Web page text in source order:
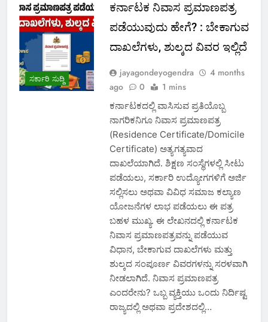
ಸರ್ಕಾರಿ ಸುದ್ದಿ
ಕರ್ನಾಟಕ ನಿವಾಸ ಪ್ರಮಾಣಪತ್ರ
ಪಡೆಯುವುದು ಹೇಗೆ? : ಬೇಕಾಗುವ
ದಾಖಲೆಗಳು, ಶುಲ್ಕದ ವಿವರ ಇಲ್ಲಿದೆ
jayagondeyogendra
4 months
ago
0 1 mins
ಕರ್ನಾಟಕದಲ್ಲಿ ವಾಸಿಸುವ ಪ್ರತಿಯೊಬ್ಬ
ನಾಗರಿಕನಿಗೂ ನಿವಾಸ ಪ್ರಮಾಣಪತ್ರ
(Residence Certificate/Domicile
Certificate) ಅತ್ಯಗತ್ಯವಾದ
ದಾಖಲೆಯಾಗಿದೆ. ಶಿಕ್ಷಣ ಸಂಸ್ಥೆಗಳಲ್ಲಿ ಸೀಟು
ಪಡೆಯಲು, ಸರ್ಕಾರಿ ಉದ್ಯೋಗಗಳಿಗೆ ಅರ್ಜಿ
ಸಲ್ಲಿಸಲು ಅಥವಾ ವಿವಿಧ ಸಮಾಜ ಕಲ್ಯಾಣ
ಯೋಜನೆಗಳ ಲಾಭ ಪಡೆಯಲು ಈ ಪತ್ರ
ಬಹಳ ಮುಖ್ಯ. ಈ ಲೇಖನದಲ್ಲಿ ಕರ್ನಾಟಕ
ನಿವಾಸ ಪ್ರಮಾಣಪತ್ರವನ್ನು ಪಡೆಯುವ
ವಿಧಾನ, ಬೇಕಾಗುವ ದಾಖಲೆಗಳು ಮತ್ತು
ಶುಲ್ಕದ ಸಂಪೂರ್ಣ ವಿವರಗಳನ್ನು ಸರಳವಾಗಿ
ನೀಡಲಾಗಿದೆ. ನಿವಾಸ ಪ್ರಮಾಣಪತ್ರ
ಎಂದರೇನು? ಒಬ್ಬ ವ್ಯಕ್ತಿಯು ಒಂದು ನಿರ್ದಿಷ್ಟ
ರಾಜ್ಯದಲ್ಲಿ ಅಥವಾ ಪ್ರದೇಶದಲ್ಲಿ…